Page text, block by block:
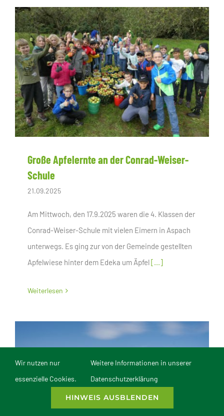
Große Apfelernte an der Conrad-Weiser-
Schule
21.09.2025
Am Mittwoch, den 17.9.2025 waren die 4. Klassen der
Conrad-Weiser-Schule mit vielen Eimern in Aspach
unterwegs. Es ging zur von der Gemeinde gestellten
Apfelwiese hinter dem Edeka um Äpfel[...]
Weiterlesen
Wir nutzen nur
essenzielle Cookies.
Weitere Informationen in unserer
Datenschutzerklärung
HINWEIS AUSBLENDEN